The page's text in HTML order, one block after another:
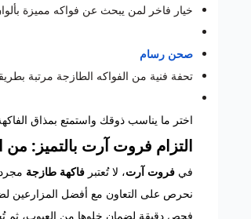
خيار فاخر لمن يبحث عن فواكه مميزة
صحن رسام
تحفة فنية من الفواكه الطازجة مرتبة
اختر ما يناسب ذوقك واستمتع بمذاق
التزام فروت آرت بالتميز:
في فروت آرت، لا تُعتبر فاكهة طازجة
نحرص على التعاون مع أفضل المزارعين
فحص دقيقة لضمان خلوها من العيوب، ثم